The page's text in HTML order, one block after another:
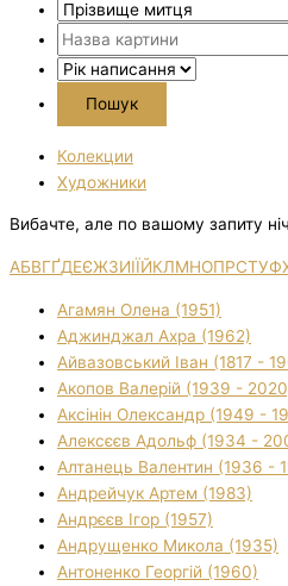
Колекции
Художники
Вибачте, але по вашому запиту
АБВГҐДЕЄЖЗИІЇЙКЛМНОПРСТУФ
Агамян Олена (1951)
Аджинджал Ахра (1962)
Айвазовський Іван (1817 -
Акопов Валерій (1939 -
Аксінін Олександр (1949 -
Алексєєв Адольф (1934 -
Алтанець Валентин (1936 -
Андрейчук Артем (1983)
Андрєєв Ігор (1957)
Андрущенко Микола (1935)
Антоненко Георгій (1960)